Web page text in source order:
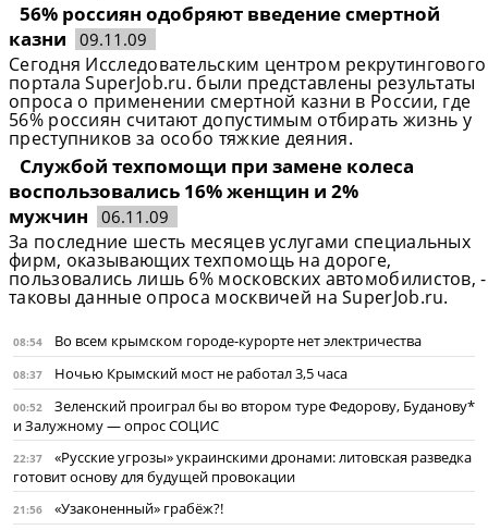
56% россиян одобряют введение смертной
казни
09.11.09
Сегодня Исследовательским центром рекрутингового
портала SuperJob.ru. были представлены результаты
опроса о применении смертной казни в России, где
56% россиян считают допустимым отбирать жизнь у
преступников за особо тяжкие деяния.
Службой техпомощи при замене колеса
воспользовались 16% женщин и 2%
мужчин
06.11.09
За последние шесть месяцев услугами специальных
фирм, оказывающих техпомощь на дороге,
пользовались лишь 6% московских автомобилистов, -
таковы данные опроса москвичей на SuperJob.ru.
08:54 Во всем крымском городе-курорте нет электричества
08:37 Ночью Крымский мост не работал 3,5 часа
00:52
Зеленский проиграл бы во втором туре Федорову, Буданову*
и Залужному — опрос СОЦИС
22:37
«Русские угрозы» украинскими дронами: литовская разведка
готовит основу для будущей провокации
21:56 «Узаконенный» грабёж?!